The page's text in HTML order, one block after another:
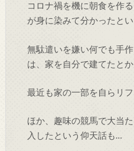
コロナ禍を機に朝食を作
が身に染みて分かったとい
無駄遣いを嫌い何でも手
は、家を自分で建てたとか
最近も家の一部を自らリ
ほか、趣味の競馬で大当
入したという仰天話も…